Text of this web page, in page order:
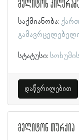
მელიტონ
საქმიანობა:
სტატუსი:
დაწვრილებით
მელიტონ თურქია